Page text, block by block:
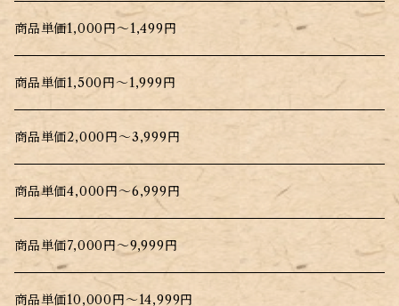
商品単価1,000円～1,499円
商品単価1,500円～1,999円
商品単価2,000円～3,999円
商品単価4,000円～6,999円
商品単価7,000円～9,999円
商品単価10,000円～14,999円